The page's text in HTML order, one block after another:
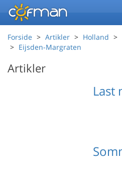
Forside Artikler Holland
Eijsden-Margraten
Artikler